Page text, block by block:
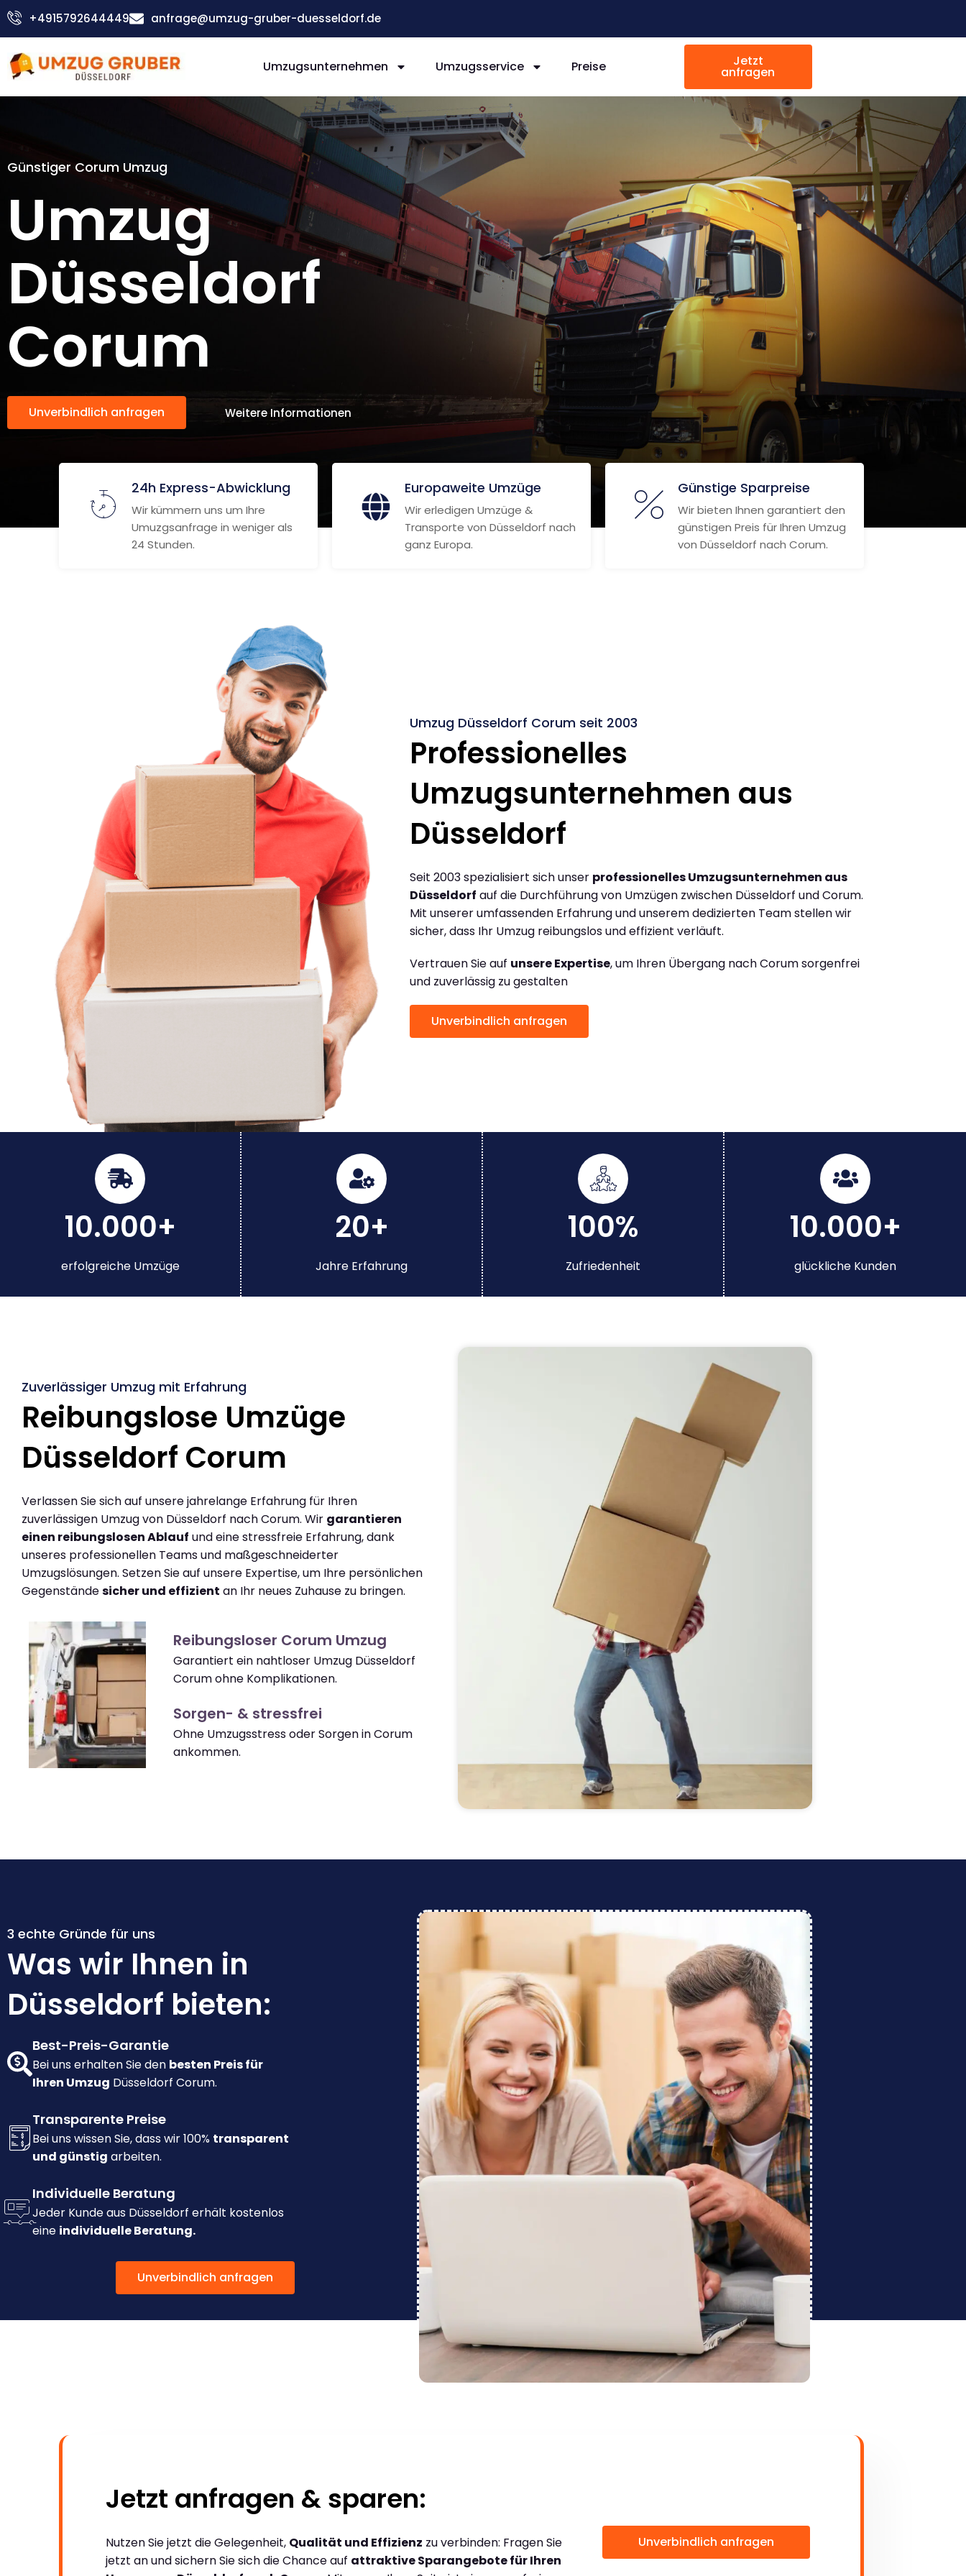
Zum
Inhalt
+4915792644449 anfrage@umzug-gruber-duesseldorf.de
Umzugsunternehmen Umzugsservice Preise Jetzt
anfragen
Günstiger Corum Umzug
Umzug
Düsseldorf
Corum
Unverbindlich anfragen Weitere Informationen
24h Express-Abwicklung
Wir kümmern uns um Ihre
Umuzgsanfrage in weniger als
24 Stunden.
Europaweite Umzüge
Wir erledigen Umzüge &
Transporte von Düsseldorf nach
ganz Europa.
Günstige Sparpreise
Wir bieten Ihnen garantiert den
günstigen Preis für Ihren Umzug
von Düsseldorf nach Corum.
Umzug Düsseldorf Corum seit 2003
Professionelles
Umzugsunternehmen aus
Düsseldorf
Seit 2003 spezialisiert sich unser professionelles Umzugsunternehmen aus
Düsseldorf auf die Durchführung von Umzügen zwischen Düsseldorf und Corum.
Mit unserer umfassenden Erfahrung und unserem dedizierten Team stellen wir
sicher, dass Ihr Umzug reibungslos und effizient verläuft.
Vertrauen Sie auf unsere Expertise, um Ihren Übergang nach Corum sorgenfrei
und zuverlässig zu gestalten
Unverbindlich anfragen
10.000+
erfolgreiche Umzüge
20+
Jahre Erfahrung
100%
Zufriedenheit
10.000+
glückliche Kunden
Zuverlässiger Umzug mit Erfahrung
Reibungslose Umzüge
Düsseldorf Corum
Verlassen Sie sich auf unsere jahrelange Erfahrung für Ihren
zuverlässigen Umzug von Düsseldorf nach Corum. Wir garantieren
einen reibungslosen Ablauf und eine stressfreie Erfahrung, dank
unseres professionellen Teams und maßgeschneiderter
Umzugslösungen. Setzen Sie auf unsere Expertise, um Ihre persönlichen
Gegenständesicher und effizient an Ihr neues Zuhause zu bringen.
Reibungsloser Corum Umzug
Garantiert ein nahtloser Umzug Düsseldorf
Corum ohne Komplikationen.
Sorgen- & stressfrei
Ohne Umzugsstress oder Sorgen in Corum
ankommen.
3 echte Gründe für uns
Was wir Ihnen in
Düsseldorf bieten:
Best-Preis-Garantie
Bei uns erhalten Sie den besten Preis für
Ihren Umzug Düsseldorf Corum.
Transparente Preise
Bei uns wissen Sie, dass wir 100% transparent
und günstig arbeiten.
Individuelle Beratung
Jeder Kunde aus Düsseldorf erhält kostenlos
eine individuelle Beratung.
Unverbindlich anfragen
Jetzt anfragen & sparen:
Nutzen Sie jetzt die Gelegenheit, Qualität und Effizienz zu verbinden: Fragen Sie
jetzt an und sichern Sie sich die Chance auf attraktive Sparangebote für Ihren
Unverbindlich anfragen